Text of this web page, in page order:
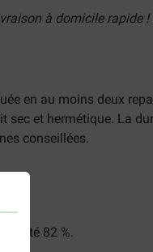
à domicile rapide !
en au moins deux
sec et hermétique. La
conseillées.
82 %.